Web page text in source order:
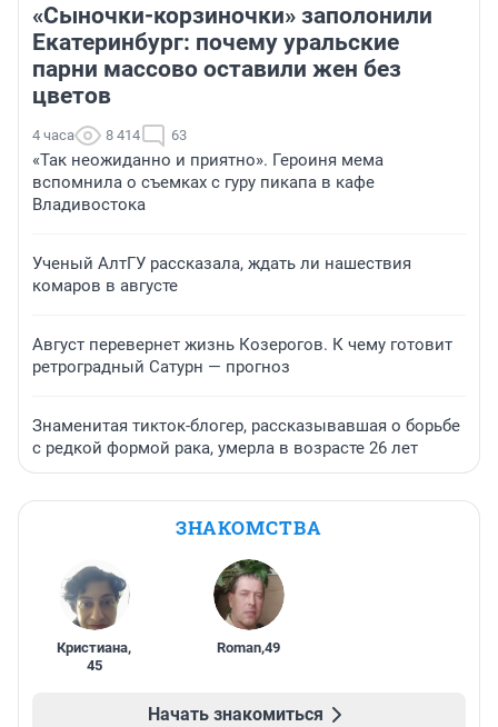
«Сыночки-корзиночки» заполонили
Екатеринбург: почему уральские
парни массово оставили жен без
цветов
4 часа 8 414 63
«Так неожиданно и приятно». Героиня мема
вспомнила о съемках с гуру пикапа в кафе
Владивостока
Ученый АлтГУ рассказала, ждать ли нашествия
комаров в августе
Август перевернет жизнь Козерогов. К чему готовит
ретроградный Сатурн — прогноз
Знаменитая тикток-блогер, рассказывавшая о борьбе
с редкой формой рака, умерла в возрасте 26 лет
ЗНАКОМСТВА
Кристиана,
45
Roman,49
Начать знакомиться